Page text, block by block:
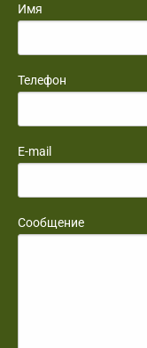
Имя
Телефон
E-mail
Сообщение